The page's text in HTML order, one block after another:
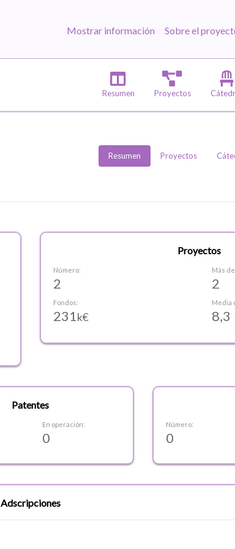
Mostrar información Sobre el
Resumen Proyectos
Resumen Proyectos
Proyectos
Número:
2
Más
2
Fondos:
231k€
Media
8,3
Patentes
En operación:
0
Número:
0
Adscripciones